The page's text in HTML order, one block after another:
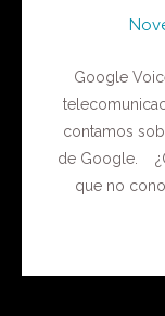
Google
contamos
de Google.
que no